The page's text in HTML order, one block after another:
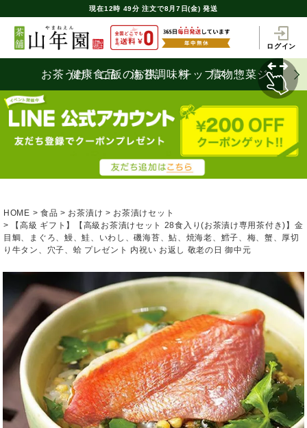
現在12時 49分 注文で8月7日(金) 発送
ログイン
お茶うけ健康食品ご飯のお供
海苔調味料チップス
漬物惣菜ジャム
HOME 食品 お茶漬け
お茶漬けセット
【高級 ギフト】【高級お茶漬けセット 28食入り(お茶漬け専用茶付き)】金
目鯛、まぐろ、鰻、鮭、いわし、磯海苔、鮎、焼海老、鱈子、梅、蟹、厚切
り牛タン、穴子、蛤 プレゼント 内祝い お返し 敬老の日 御中元